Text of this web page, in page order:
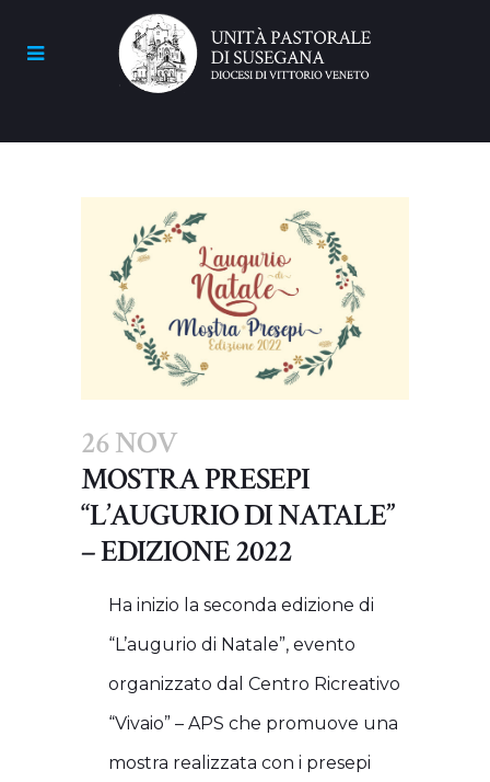
26 NOV
MOSTRA PRESEPI
“L’AUGURIO DI NATALE”
– EDIZIONE 2022
Ha inizio la seconda edizione di
“L’augurio di Natale”, evento
organizzato dal Centro Ricreativo
“Vivaio” – APS che promuove una
mostra realizzata con i presepi